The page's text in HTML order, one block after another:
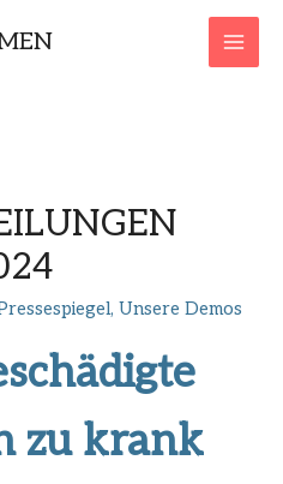
,Unsere Demos
zu krank